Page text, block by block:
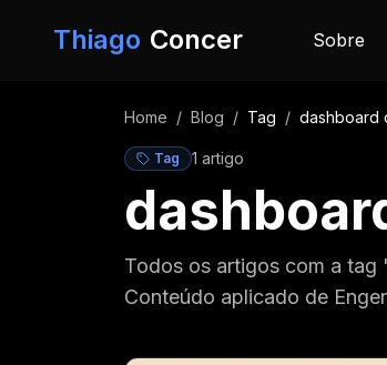
Thiago Concer Sobre
Home / Blog / Tag / dashboard
Tag 1 artigo
Todos os artigos com a
Conteúdo aplicado de